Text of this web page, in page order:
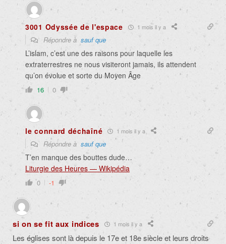
3001 Odyssée de l'espace 1 mois il y a
Répondre à sauf que
L’islam, c’est une des raisons pour laquelle les
extraterrestres ne nous visiteront jamais, ils attendent
qu’on évolue et sorte du Moyen Âge
16 0
le connard déchaîné 1 mois il y a
Répondre à sauf que
T’en manque des bouttes dude…
Liturgie des Heures — Wikipédia
0 -1
si on se fit aux indices 1 mois il y a
Les églises sont là depuis le 17e et 18e siècle et leurs droits